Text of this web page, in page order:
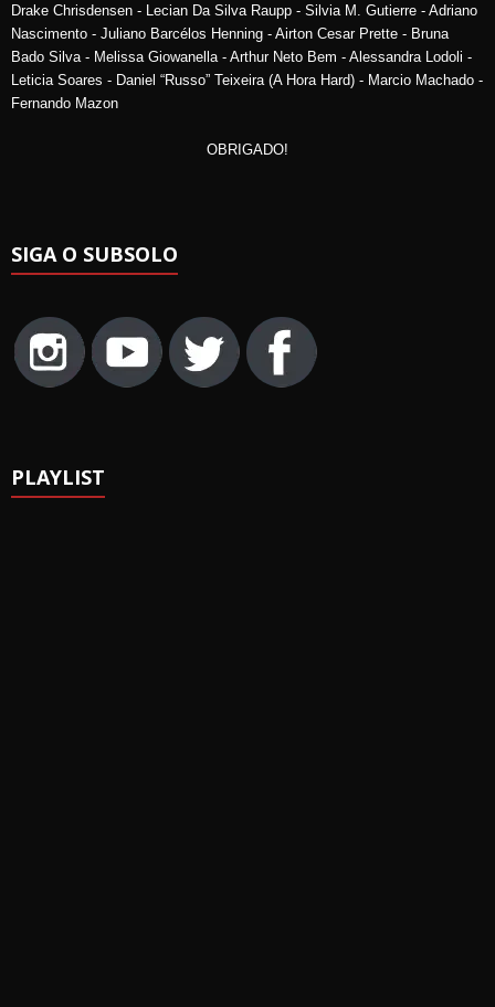
Drake Chrisdensen - Lecian Da Silva Raupp - Silvia M. Gutierre - Adriano
Nascimento - Juliano Barcélos Henning - Airton Cesar Prette - Bruna
Bado Silva - Melissa Giowanella - Arthur Neto Bem - Alessandra Lodoli -
Leticia Soares - Daniel “Russo” Teixeira (A Hora Hard) - Marcio Machado -
Fernando Mazon
OBRIGADO!
SIGA O SUBSOLO
PLAYLIST